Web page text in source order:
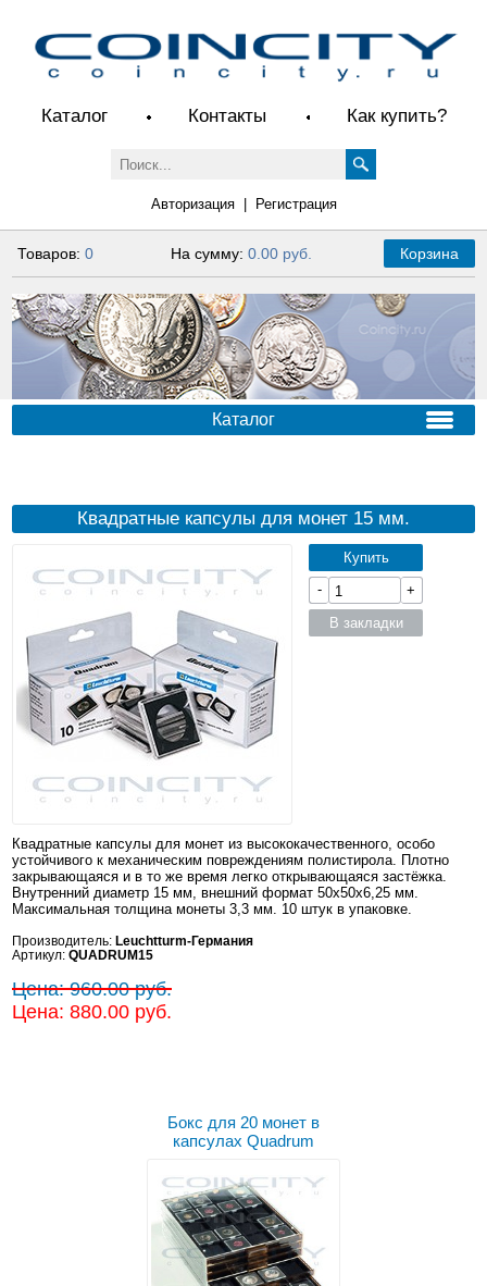
Каталог Контакты Как купить?
Авторизация| Регистрация
Товаров:0 На сумму: 0.00 руб. Корзина
Каталог
Квадратные капсулы для монет 15 мм.
Квадратные капсулы для монет из высококачественного, особо
устойчивого к механическим повреждениям полистирола. Плотно
закрывающаяся и в то же время легко открывающаяся застёжка.
Внутренний диаметр 15 мм, внешний формат 50x50x6,25 мм.
Максимальная толщина монеты 3,3 мм. 10 штук в упаковке.
Производитель: Leuchtturm-Германия
Артикул:QUADRUM15
Цена: 960.00 руб.
Цена: 880.00 руб.
Купить
-
+
В закладки
Бокс для 20 монет в
капсулах Quadrum